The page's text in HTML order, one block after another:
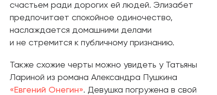
счастьем ради дорогих ей людей. Элизабет
предпочитает спокойное одиночество,
наслаждается домашними делами
и не стремится к публичному признанию.
Также схожие черты можно увидеть у Татьяны
Лариной из романа Александра Пушкина
«Евгений Онегин». Девушка погружена в свой